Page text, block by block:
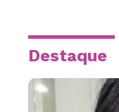
Destaque